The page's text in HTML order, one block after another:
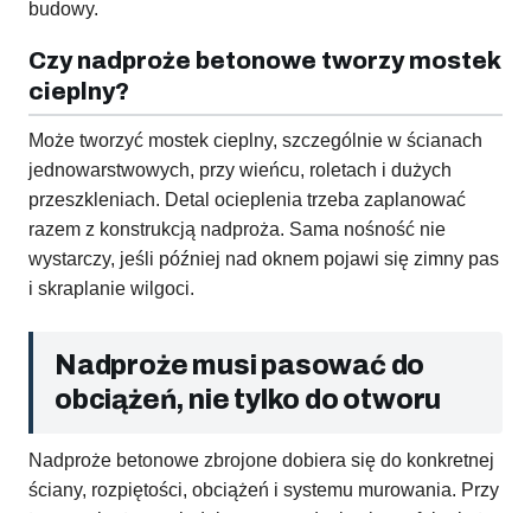
budowy.
Czy nadproże betonowe tworzy mostek
cieplny?
Może tworzyć mostek cieplny, szczególnie w ścianach
jednowarstwowych, przy wieńcu, roletach i dużych
przeszkleniach. Detal ocieplenia trzeba zaplanować
razem z konstrukcją nadproża. Sama nośność nie
wystarczy, jeśli później nad oknem pojawi się zimny pas
i skraplanie wilgoci.
Nadproże musi pasować do
obciążeń, nie tylko do otworu
Nadproże betonowe zbrojone dobiera się do konkretnej
ściany, rozpiętości, obciążeń i systemu murowania. Przy